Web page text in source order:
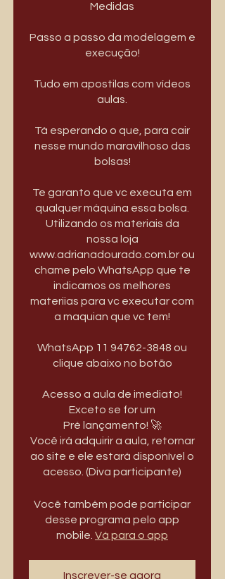
Medidas
Passo a passo da modelagem e
execução!
Tudo em apostilas com vídeos
aulas.
Tá esperando o que, para cair
nesse mundo maravilhoso das
bolsas!
Te garanto que vc executa em
qualquer máquina essa bolsa.
Utilizando os materiais da
nossa loja
www.adrianadourado.com.br ou
chame pelo WhatsApp que te
indicamos os melhores
materiias para vc executar com
a maquian que vc tem!
WhatsApp 11 94762-3848 ou
clique abaixo no botão
Acesso a aula de imediato!
Exceto se for um
Pré lançamento! 🚀
Você irá adquirir a aula, retornar
ao site e ele estará disponível o
acesso. (Diva participante)
Você também pode participar
desse programa pelo app
mobile. Vá para o app
Inscrever-se agora